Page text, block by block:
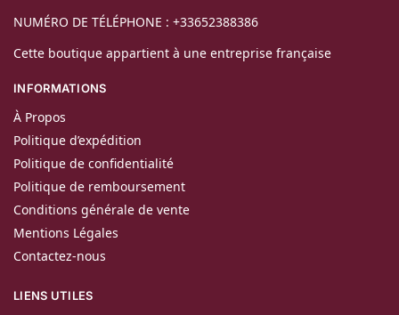
NUMÉRO DE TÉLÉPHONE : +33652388386
Cette boutique appartient à une entreprise française
INFORMATIONS
À Propos
Politique d’expédition
Politique de confidentialité
Politique de remboursement
Conditions générale de vente
Mentions Légales
Contactez-nous
LIENS UTILES